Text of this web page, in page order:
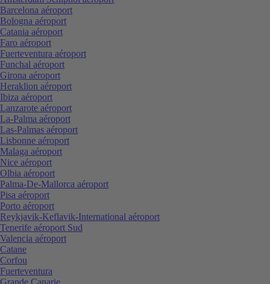
Barcelona aéroport
Bologna aéroport
Catania aéroport
Faro aéroport
Fuerteventura aéroport
Funchal aéroport
Girona aéroport
Heraklion aéroport
Ibiza aéroport
Lanzarote aéroport
La-Palma aéroport
Las-Palmas aéroport
Lisbonne aéroport
Malaga aéroport
Nice aéroport
Olbia aéroport
Palma-De-Mallorca aéroport
Pisa aéroport
Porto aéroport
Reykjavik-Keflavik-International aéroport
Tenerife aéroport Sud
Valencia aéroport
Catane
Corfou
Fuerteventura
Grande Canarie